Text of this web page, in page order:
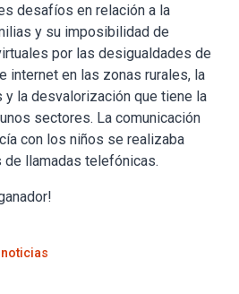
desafíos en relación a la
y su imposibilidad de
por las desigualdades de
internet en las zonas rurales, la
la desvalorización que tiene la
sectores. La comunicación
con los niños se realizaba
llamadas telefónicas.